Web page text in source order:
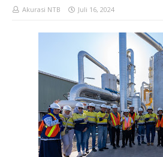
Akurasi NTB Juli 16, 2024